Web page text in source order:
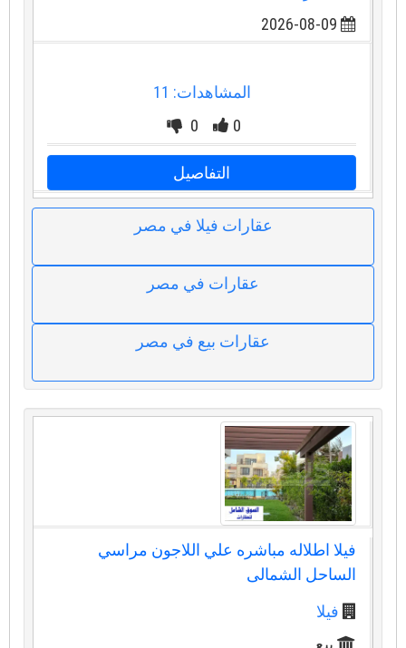
2026-08-09
المشاهدات: 11
0
0
التفاصيل
عقارات فيلا في مصر
عقارات في مصر
عقارات بيع في مصر
فيلا اطلاله مباشره علي اللاجون مراسي
الساحل الشمالى
فيلا
بيع